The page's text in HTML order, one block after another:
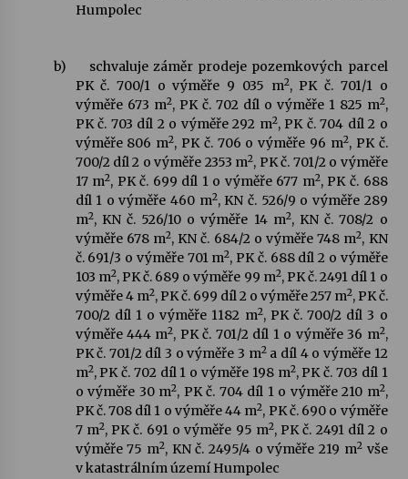
Humpolec
b)
schvaluje záměr prodeje pozemkových parcel
PK č. 700/1 o výměře 9 035 m2, PK č. 701/1 o
výměře 673 m2, PK č. 702 díl o výměře 1 825 m2,
PK č. 703 díl 2 o výměře 292 m2, PK č. 704 díl 2 o
výměře 806 m2, PK č. 706 o výměře 96 m2, PK č.
700/2 díl 2 o výměře 2353 m2, PK č. 701/2 o výměře
17 m2, PK č. 699 díl 1 o výměře 677 m2, PK č. 688
díl 1 o výměře 460 m2, KN č. 526/9 o výměře 289
m2, KN č. 526/10 o výměře 14 m2, KN č. 708/2 o
výměře 678 m2, KN č. 684/2 o výměře 748 m2, KN
č. 691/3 o výměře 701 m2, PK č. 688 díl 2 o výměře
103 m2, PK č. 689 o výměře 99 m2, PK č. 2491 díl 1 o
výměře 4 m2, PK č. 699 díl 2 o výměře 257 m2, PK č.
700/2 díl 1 o výměře 1182 m2, PK č. 700/2 díl 3 o
výměře 444 m2, PK č. 701/2 díl 1 o výměře 36 m2,
PK č. 701/2 díl 3 o výměře 3 m2a díl 4 o výměře 12
m2, PK č. 702 díl 1 o výměře 198 m2, PK č. 703 díl 1
o výměře 30 m2, PK č. 704 díl 1 o výměře 210 m2,
PK č. 708 díl 1 o výměře 44 m2, PK č. 690 o výměře
7 m2, PK č. 691 o výměře 95 m2, PK č. 2491 díl 2 o
výměře 75 m2, KN č. 2495/4 o výměře 219 m2vše
v katastrálním území Humpolec